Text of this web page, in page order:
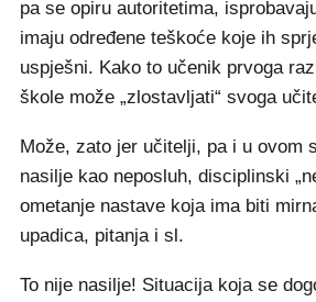
pa se opiru autoritetima,
imaju određene teškoće koje ih
uspješni. Kako to učenik prvoga
škole može „zlostavljati“ svoga
Može, zato jer učitelji, pa i u ovom
nasilje kao neposluh, disciplinski
ometanje nastave koja ima biti
upadica, pitanja i sl.
To nije nasilje! Situacija koja se